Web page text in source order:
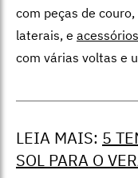
com peças de
laterais, e acessórios
com várias voltas e
LEIA MAIS: 5
SOL PARA O